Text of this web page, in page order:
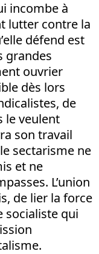
incombe à
lutter contre la
défend est
grandes
ouvrier
dès lors
de
le veulent
son travail
sectarisme ne
et ne
L’union
de lier la force
socialiste qui